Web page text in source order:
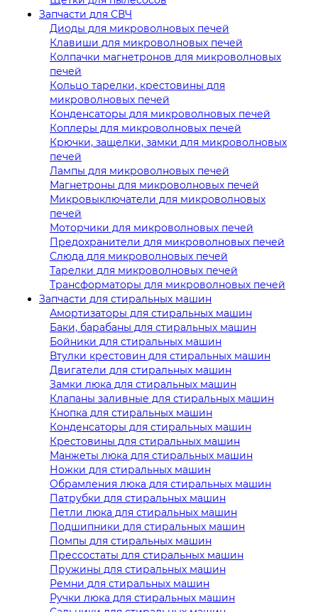
Запчасти для СВЧ
Диоды для микроволновых печей
Клавиши для микроволновых печей
Колпачки магнетронов для микроволновых
печей
Кольцо тарелки, крестовины для
микроволновых печей
Конденсаторы для микроволновых печей
Коплеры для микроволновых печей
Крючки, защелки, замки для микроволновых
печей
Лампы для микроволновых печей
Магнетроны для микроволновых печей
Микровыключатели для микроволновых
печей
Моторчики для микроволновых печей
Предохранители для микроволновых печей
Слюда для микроволновых печей
Тарелки для микроволновых печей
Трансформаторы для микроволновых печей
Запчасти для стиральных машин
Амортизаторы для стиральных машин
Баки, барабаны для стиральных машин
Бойники для стиральных машин
Втулки крестовин для стиральных машин
Двигатели для стиральных машин
Замки люка для стиральных машин
Клапаны заливные для стиральных машин
Кнопка для стиральных машин
Конденсаторы для стиральных машин
Крестовины для стиральных машин
Манжеты люка для стиральных машин
Ножки для стиральных машин
Обрамления люка для стиральных машин
Патрубки для стиральных машин
Петли люка для стиральных машин
Подшипники для стиральных машин
Помпы для стиральных машин
Прессостаты для стиральных машин
Пружины для стиральных машин
Ремни для стиральных машин
Ручки люка для стиральных машин